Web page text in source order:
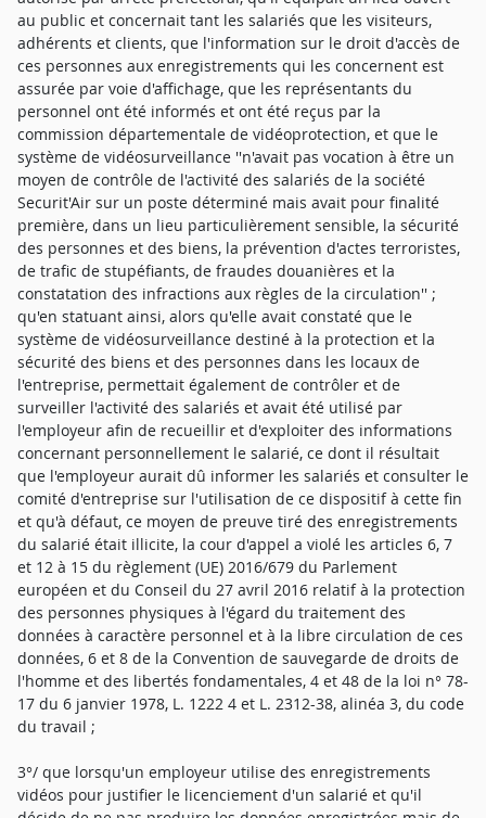
au public et concernait tant les salariés que les visiteurs,
adhérents et clients, que l'information sur le droit d'accès de
ces personnes aux enregistrements qui les concernent est
assurée par voie d'affichage, que les représentants du
personnel ont été informés et ont été reçus par la
commission départementale de vidéoprotection, et que le
système de vidéosurveillance ''n'avait pas vocation à être un
moyen de contrôle de l'activité des salariés de la société
Securit'Air sur un poste déterminé mais avait pour finalité
première, dans un lieu particulièrement sensible, la sécurité
des personnes et des biens, la prévention d'actes terroristes,
de trafic de stupéfiants, de fraudes douanières et la
constatation des infractions aux règles de la circulation'' ;
qu'en statuant ainsi, alors qu'elle avait constaté que le
système de vidéosurveillance destiné à la protection et la
sécurité des biens et des personnes dans les locaux de
l'entreprise, permettait également de contrôler et de
surveiller l'activité des salariés et avait été utilisé par
l'employeur afin de recueillir et d'exploiter des informations
concernant personnellement le salarié, ce dont il résultait
que l'employeur aurait dû informer les salariés et consulter le
comité d'entreprise sur l'utilisation de ce dispositif à cette fin
et qu'à défaut, ce moyen de preuve tiré des enregistrements
du salarié était illicite, la cour d'appel a violé les articles 6, 7
et 12 à 15 du règlement (UE) 2016/679 du Parlement
européen et du Conseil du 27 avril 2016 relatif à la protection
des personnes physiques à l'égard du traitement des
données à caractère personnel et à la libre circulation de ces
données, 6 et 8 de la Convention de sauvegarde de droits de
l'homme et des libertés fondamentales, 4 et 48 de la loi n° 78-
17 du 6 janvier 1978, L. 1222 4 et L. 2312-38, alinéa 3, du code
du travail ;
3°/ que lorsqu'un employeur utilise des enregistrements
vidéos pour justifier le licenciement d'un salarié et qu'il